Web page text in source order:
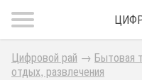
Цифровой рай → Бытовая
отдых, развлечения